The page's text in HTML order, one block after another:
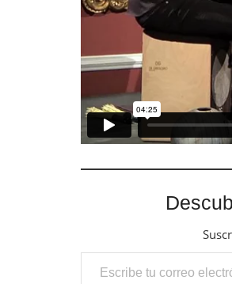
Escribe tu correo electrónico…